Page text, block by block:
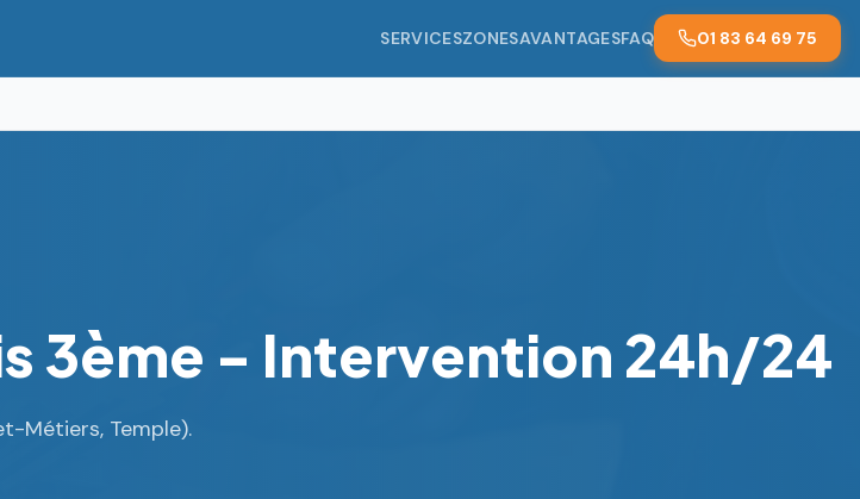
SERVICESZONESAVANTAGESFAQ 01 83 64 69 75
3ème - Intervention 24h/24
Métiers, Temple).